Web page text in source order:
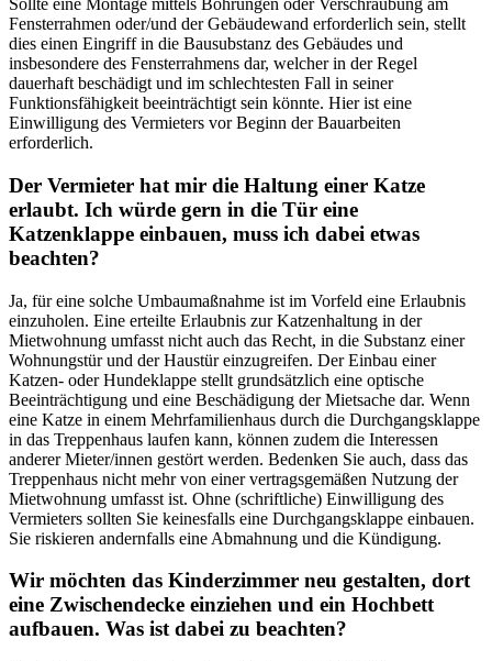
Sollte eine Montage mittels Bohrungen oder Verschraubung am
Fensterrahmen oder/und der Gebäudewand erforderlich sein, stellt
dies einen Eingriff in die Bausubstanz des Gebäudes und
insbesondere des Fensterrahmens dar, welcher in der Regel
dauerhaft beschädigt und im schlechtesten Fall in seiner
Funktionsfähigkeit beeinträchtigt sein könnte. Hier ist eine
Einwilligung des Vermieters vor Beginn der Bauarbeiten
erforderlich.
Der Vermieter hat mir die Haltung einer Katze
erlaubt. Ich würde gern in die Tür eine
Katzenklappe einbauen, muss ich dabei etwas
beachten?
Ja, für eine solche Umbaumaßnahme ist im Vorfeld eine Erlaubnis
einzuholen. Eine erteilte Erlaubnis zur Katzenhaltung in der
Mietwohnung umfasst nicht auch das Recht, in die Substanz einer
Wohnungstür und der Haustür einzugreifen. Der Einbau einer
Katzen- oder Hundeklappe stellt grundsätzlich eine optische
Beeinträchtigung und eine Beschädigung der Mietsache dar. Wenn
eine Katze in einem Mehrfamilienhaus durch die Durchgangsklappe
in das Treppenhaus laufen kann, können zudem die Interessen
anderer Mieter/innen gestört werden. Bedenken Sie auch, dass das
Treppenhaus nicht mehr von einer vertragsgemäßen Nutzung der
Mietwohnung umfasst ist. Ohne (schriftliche) Einwilligung des
Vermieters sollten Sie keinesfalls eine Durchgangsklappe einbauen.
Sie riskieren andernfalls eine Abmahnung und die Kündigung.
Wir möchten das Kinderzimmer neu gestalten, dort
eine Zwischendecke einziehen und ein Hochbett
aufbauen. Was ist dabei zu beachten?